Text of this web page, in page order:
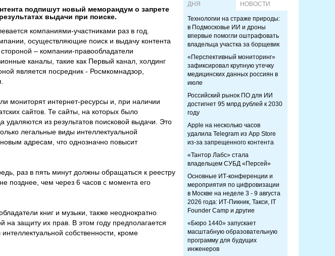
подпишут новый меморандум о запрете
выдачи при поиске.
компаниями-участниками раз в год.
осуществляющие поиск и выдачу контента
– компании-правообладатели
каналы, такие как Первый канал, холдинг
является посредник - Росмкомнадзор,
мониторят интернет-ресурсы и, при наличии
сайтов. Те сайты, на которых было
удаляются из результатов поисковой выдачи. Это
легальные виды интеллектуальной
адресам, что однозначно повысит
раз в пять минут должны обращаться к реестру
позднее, чем через 6 часов с момента его
книг и музыки, также неоднократно
на защиту их прав. В этом году предполагается
собственности, кроме
ДНЯ
НОВОСТИ
Технологии на страже природы:
в Подмосковье ИИ и дроны
впервые помогли оштрафовать
владельца участка за борщевик
«Перспективный мониторинг»
зафиксировал крупную утечку
медицинских данных россиян в
июле
Российский рынок ПО для ИИ
достигнет 95 млрд рублей к 2030
году
Apple на несколько часов
удалила Telegram из App Store
из-за запрещенного контента
«Тантор Лабс» стала
владельцем СУБД «Персей»
Основные ИТ-конференции и
мероприятия по цифровизации
в Москве на неделе 3 - 9 августа
2026 года: ИТ-Пикник, Такси, IT
Founder Camp и другие
«Бюро 1440» запускает
масштабную образовательную
программу для будущих
инженеров